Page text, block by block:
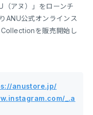
（アヌ）」をローンチ
ANU公式オンラインス
を販売開始し
anustore.jp/
_.a